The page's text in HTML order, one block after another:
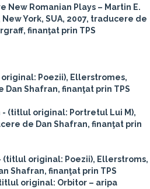
New Romanian Plays – Martin E.
York, SUA, 2007, traducere de
finanţat prin TPS
Poezii), Ellerstromes,
Shafran, finanţat prin TPS
(titlul original: Portretul Lui M),
de Dan Shafran, finanţat prin
(titlul original: Poezii), Ellerstroms,
Shafran, finanţat prin TPS
original: Orbitor – aripa